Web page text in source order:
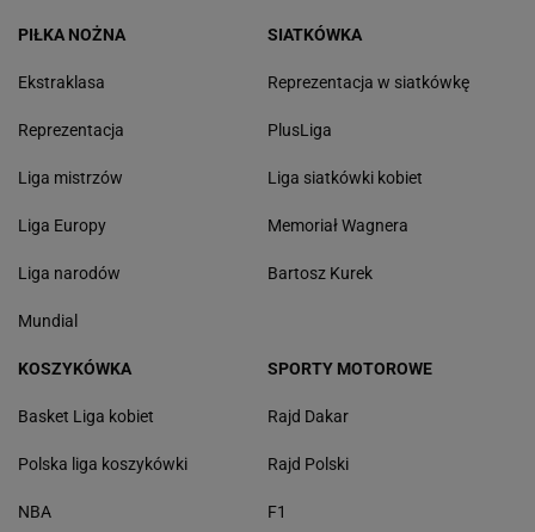
PIŁKA NOŻNA
Ekstraklasa
Reprezentacja
Liga mistrzów
Liga Europy
Liga narodów
Mundial
SIATKÓWKA
Reprezentacja w siatkówkę
PlusLiga
Liga siatkówki kobiet
Memoriał Wagnera
Bartosz Kurek
KOSZYKÓWKA
Basket Liga kobiet
Polska liga koszykówki
NBA
SPORTY MOTOROWE
Rajd Dakar
Rajd Polski
F1